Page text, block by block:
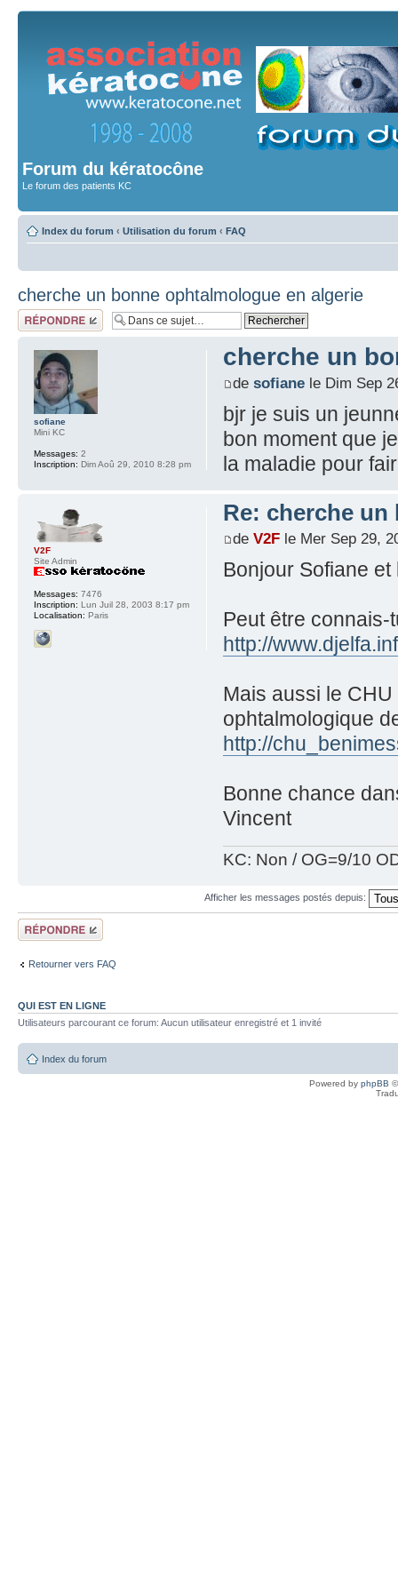
Forum du kératocône
Le forum des patients KC
Index du forum ‹ Utilisation du forum ‹ FAQ
cherche un bonne ophtalmologue en algerie
Répondre
cherche un
de sofianele Dim Sep
bjr je suis un
bon moment que
la maladie pour
sofiane
Mini KC
Messages: 2
Inscription: Dim Aoû 29, 2010 8:28 pm
Re: cherche
de V2Fle Mer Sep 29,
Bonjour Sofiane
Peut être
http://
Mais aussi le
ophtalmologique
http://
Bonne chance
Vincent
KC: Non / OG=9/10
V2F
Site Admin
Messages: 7476
Inscription: Lun Juil 28, 2003 8:17 pm
Localisation: Paris
Afficher les messages postés depuis:
Répondre
Retourner vers FAQ
QUI EST EN LIGNE
Utilisateurs parcourant ce forum: Aucun utilisateur enregistré et 1 invité
Index du forum
Powered by phpBB